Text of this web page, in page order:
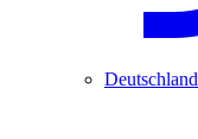
Deutschland